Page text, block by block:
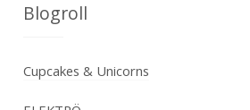
Blogroll
Cupcakes & Unicorns